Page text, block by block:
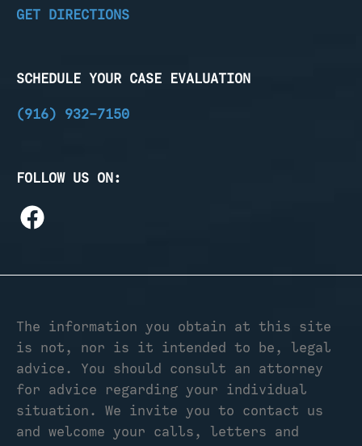
GET DIRECTIONS
SCHEDULE YOUR CASE EVALUATION
(916) 932-7150
FOLLOW US ON:
The information you obtain at this site
is not, nor is it intended to be, legal
advice. You should consult an attorney
for advice regarding your individual
situation. We invite you to contact us
and welcome your calls, letters and